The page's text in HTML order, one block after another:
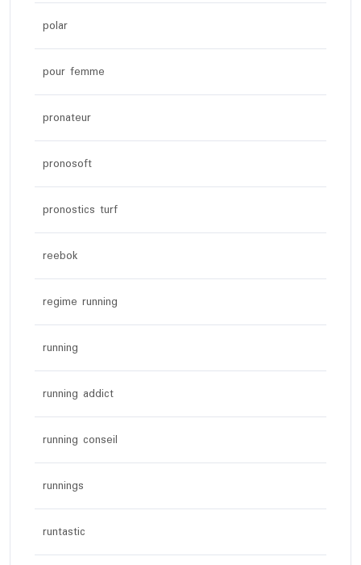
polar
pour femme
pronateur
pronosoft
pronostics turf
reebok
regime running
running
running addict
running conseil
runnings
runtastic